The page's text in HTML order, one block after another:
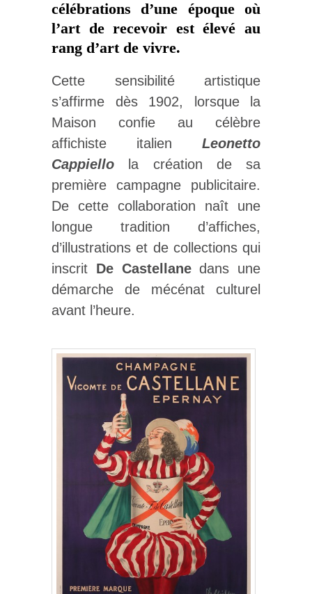
célébrations d’une époque où
l’art de recevoir est élevé au
rang d’art de vivre.
Cette sensibilité artistique
s’affirme dès 1902, lorsque la
Maison confie au célèbre
affichiste italien Leonetto
Cappiello la création de sa
première campagne publicitaire.
De cette collaboration naît une
longue tradition d’affiches,
d’illustrations et de collections qui
inscrit De Castellanedans une
démarche de mécénat culturel
avant l’heure.